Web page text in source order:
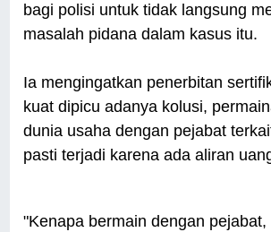
bagi polisi untuk tidak langsung
masalah pidana dalam kasus itu.
Ia mengingatkan penerbitan
kuat dipicu adanya kolusi,
dunia usaha dengan pejabat
pasti terjadi karena ada aliran
"Kenapa bermain dengan